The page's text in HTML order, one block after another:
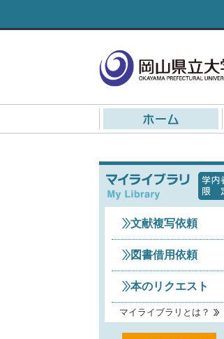
文献複写依頼
図書借用依頼
本のリクエスト
マイライブラリとは？